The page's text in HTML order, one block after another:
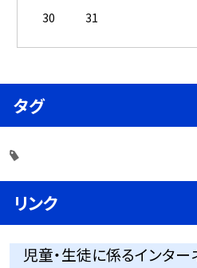
30
31
タグ
リンク
児童・生徒に係るインタ